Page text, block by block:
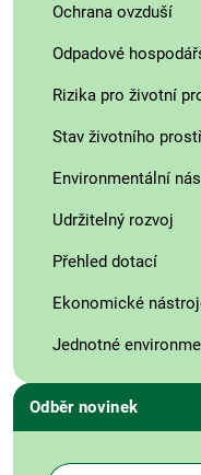
Ochrana ovzduší
Odpadové
Rizika pro životní
Stav životního
Environmentální
Udržitelný rozvoj
Přehled dotací
Ekonomické
Jednotné
Odběr novinek